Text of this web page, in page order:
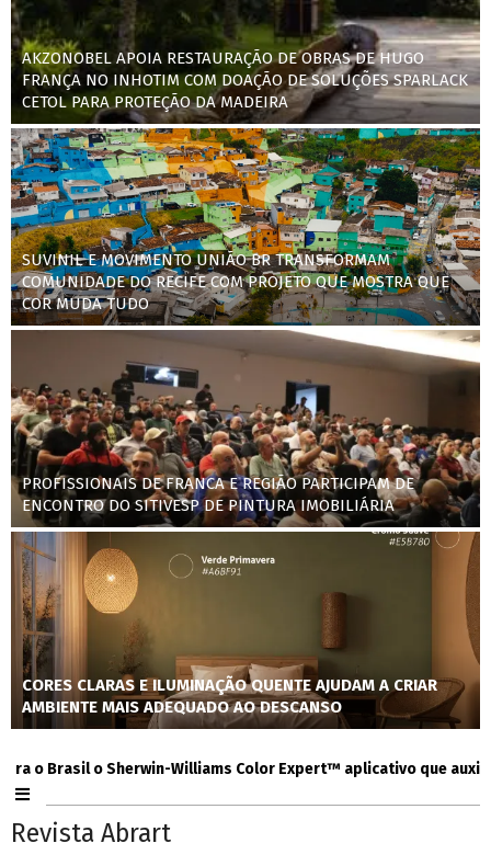
AKZONOBEL APOIA RESTAURAÇÃO DE OBRAS DE HUGO
FRANÇA NO INHOTIM COM DOAÇÃO DE SOLUÇÕES SPARLACK
CETOL PARA PROTEÇÃO DA MADEIRA
SUVINIL E MOVIMENTO UNIÃO BR TRANSFORMAM
COMUNIDADE DO RECIFE COM PROJETO QUE MOSTRA QUE
COR MUDA TUDO
PROFISSIONAIS DE FRANCA E REGIÃO PARTICIPAM DE
ENCONTRO DO SITIVESP DE PINTURA IMOBILIÁRIA
CORES CLARAS E ILUMINAÇÃO QUENTE AJUDAM A CRIAR
AMBIENTE MAIS ADEQUADO AO DESCANSO
o Sherwin-Williams Color Expert™ aplicativo que auxilia
Revista Abrart